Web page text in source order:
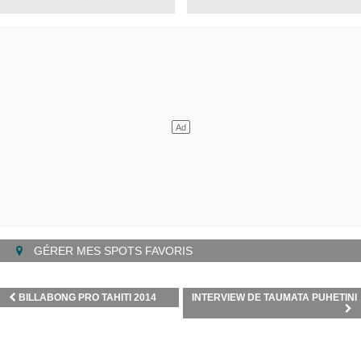
GÉRER MES SPOTS FAVORIS
INTERVIEW DE TAUMATA PUHETINI
BILLABONG PRO TAHITI 2014